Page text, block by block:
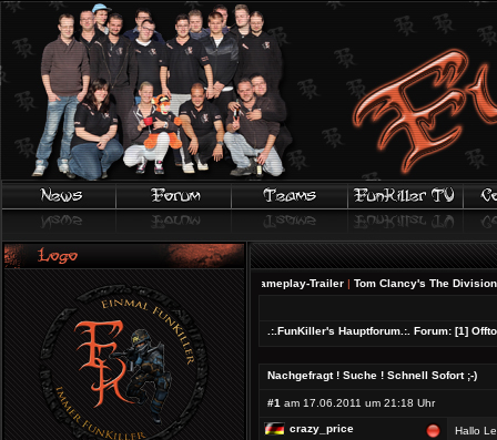
FIFA 20 | Offizieller Gameplay-Trailer|Tom Clancy's The Division 2 -
.:.FunKiller's Hauptforum.:. Forum: [1]
Nachgefragt ! Suche ! Schnell Sofort ;-)
#1 am 17.06.2011 um 21:18 Uhr
crazy_price
Hallo